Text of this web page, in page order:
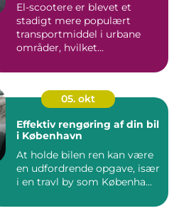
El-scootere er blevet et
stadigt mere populært
transportmiddel i urbane
områder, hvilket...
05. okt
Effektiv rengøring af din bil
i København
At holde bilen ren kan være
en udfordrende opgave, især
i en travl by som Københa...